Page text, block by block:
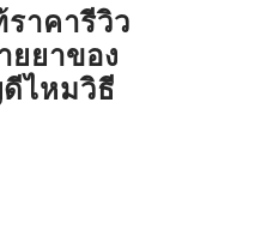
าคารีวิว
ยาของ
ไหมวิธี